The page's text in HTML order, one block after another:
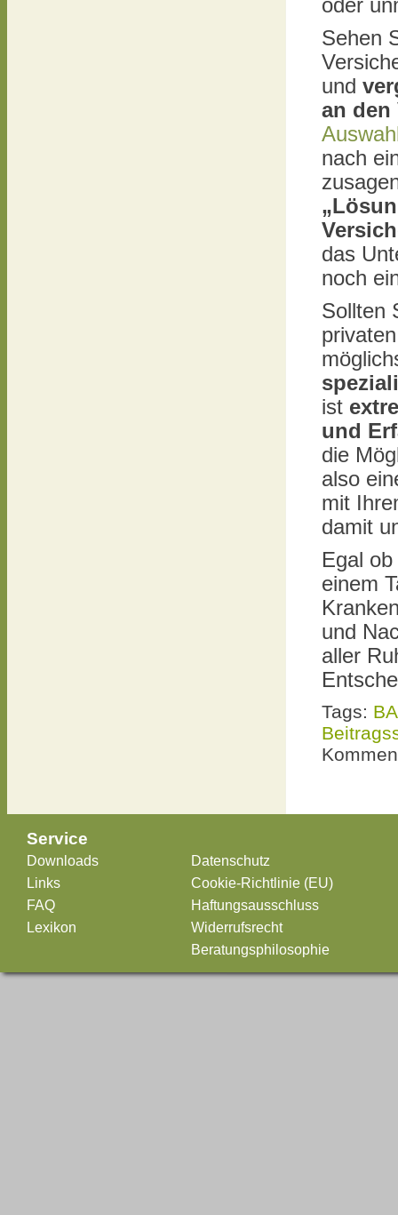
oder
Sehen
und
an den
nach
das
noch
Sollten
ist
und
die
also
mit
damit
Egal
einem
und
aller
Tags:
Service
Downloads
Links
FAQ
Lexikon
Datenschutz
Cookie-Richtlinie (EU)
Haftungsausschluss
Widerrufsrecht
Beratungsphilosophie